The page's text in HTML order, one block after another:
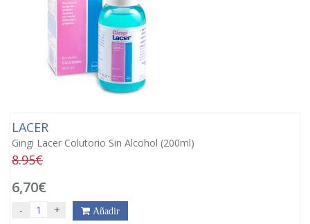
LACER
Gingi Lacer Colutorio Sin Alcohol (200ml)
8.95€
6,70€
- + Añadir